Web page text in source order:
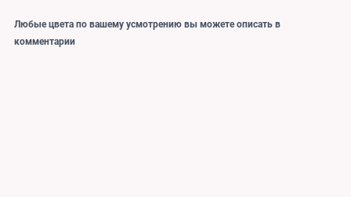
Любые цвета по вашему усмотрению вы можете описать в
комментарии